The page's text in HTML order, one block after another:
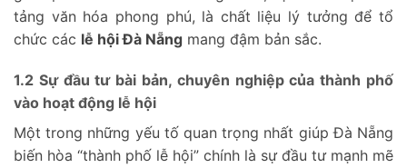
tảng văn hóa phong phú, là chất liệu lý tưởng để tổ
chức các lễ hội Đà Nẵng mang đậm bản sắc.
1.2 Sự đầu tư bài bản, chuyên nghiệp của thành phố
vào hoạt động lễ hội
Một trong những yếu tố quan trọng nhất giúp Đà Nẵng
biến hòa “thành phố lễ hội” chính là sự đầu tư mạnh mẽ